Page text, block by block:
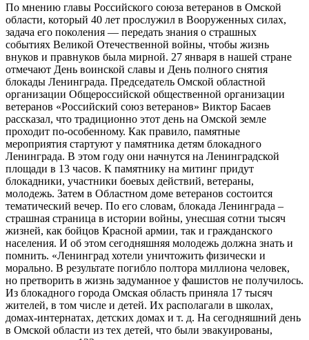
По мнению главы Российского союза ветеранов в Омской
области, который 40 лет прослужил в Вооруженных силах,
задача его поколения — передать знания о страшных
событиях Великой Отечественной войны, чтобы жизнь
внуков и правнуков была мирной. 27 января в нашей стране
отмечают День воинской славы и День полного снятия
блокады Ленинграда. Председатель Омской областной
организации Общероссийской общественной организации
ветеранов «Российский союз ветеранов» Виктор Басаев
рассказал, что традиционно этот день на Омской земле
проходит по-особенному. Как правило, памятные
мероприятия стартуют у памятника детям блокадного
Ленинграда. В этом году они начнутся на Ленинградской
площади в 13 часов. К памятнику на митинг придут
блокадники, участники боевых действий, ветераны,
молодежь. Затем в Областном доме ветеранов состоится
тематический вечер. По его словам, блокада Ленинграда –
страшная страница в истории войны, унесшая сотни тысяч
жизней, как бойцов Красной армии, так и гражданского
населения. И об этом сегодняшняя молодежь должна знать и
помнить. «Ленинград хотели уничтожить физически и
морально. В результате погибло полтора миллиона человек,
но претворить в жизнь задуманное у фашистов не получилось.
Из блокадного города Омская область приняла 17 тысяч
жителей, в том числе и детей. Их располагали в школах,
домах-интернатах, детских домах и т. д. На сегодняшний день
в Омской области из тех детей, что были эвакуированы,